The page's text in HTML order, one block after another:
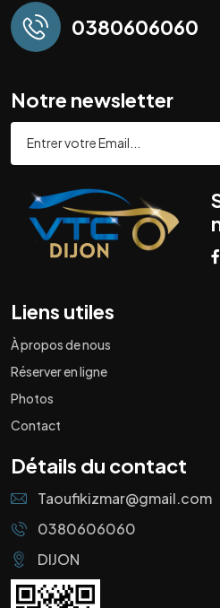
0380606060
Notre newsletter
Liens utiles
À propos de nous
Réserver en ligne
Photos
Contact
Détails du contact
Taoufikizmar@gmail.com
0380606060
DIJON